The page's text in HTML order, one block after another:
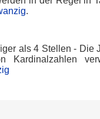
.
als 4 Stellen -
Kardinalzahlen